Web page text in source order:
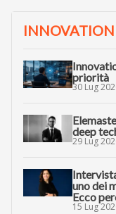
INNOVATION
priorità
30 Lug
deep
29 Lug
uno dei
Ecco
15 Lug